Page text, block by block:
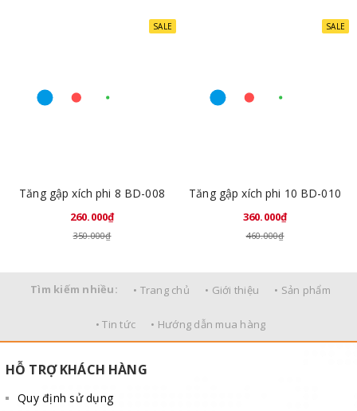
SALE
Tăng gập xích phi 8 BD-008
260.000₫
350.000₫
SALE
Tăng gập xích phi 10 BD-010
360.000₫
460.000₫
Tìm kiếm nhiều: • Trang chủ • Giới thiệu • Sản phẩm
• Tin tức • Hướng dẫn mua hàng
HỖ TRỢ KHÁCH HÀNG
Quy định sử dụng